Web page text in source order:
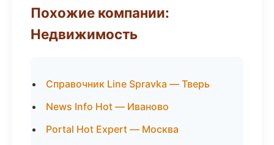
Похожие компании:
Недвижимость
Справочник Line Spravka — Тверь
News Info Hot — Иваново
Portal Hot Expert — Москва